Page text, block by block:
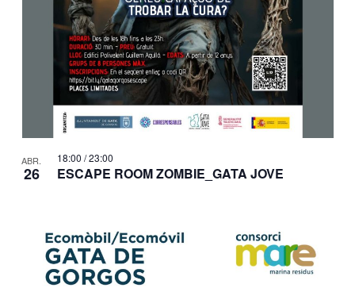
ABR.
26 ESCAPE ROOM ZOMBIE_GATA JOVE
18:00 / 23:00